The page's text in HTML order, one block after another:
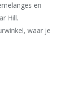
en
Hill.
waar je